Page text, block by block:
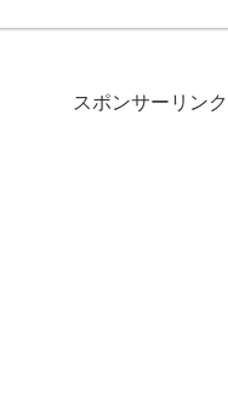
スポンサーリンク